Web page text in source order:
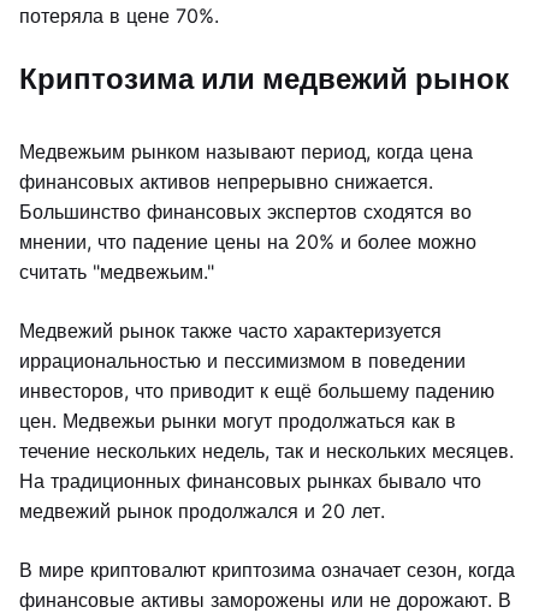
потеряла в цене 70%.
Криптозима или медвежий рынок
Медвежьим рынком называют период, когда цена
финансовых активов непрерывно снижается.
Большинство финансовых экспертов сходятся во
мнении, что падение цены на 20% и более можно
считать "медвежьим."
Медвежий рынок также часто характеризуется
иррациональностью и пессимизмом в поведении
инвесторов, что приводит к ещё большему падению
цен. Медвежьи рынки могут продолжаться как в
течение нескольких недель, так и нескольких месяцев.
На традиционных финансовых рынках бывало что
медвежий рынок продолжался и 20 лет.
В мире криптовалют криптозима означает сезон, когда
финансовые активы заморожены или не дорожают. В